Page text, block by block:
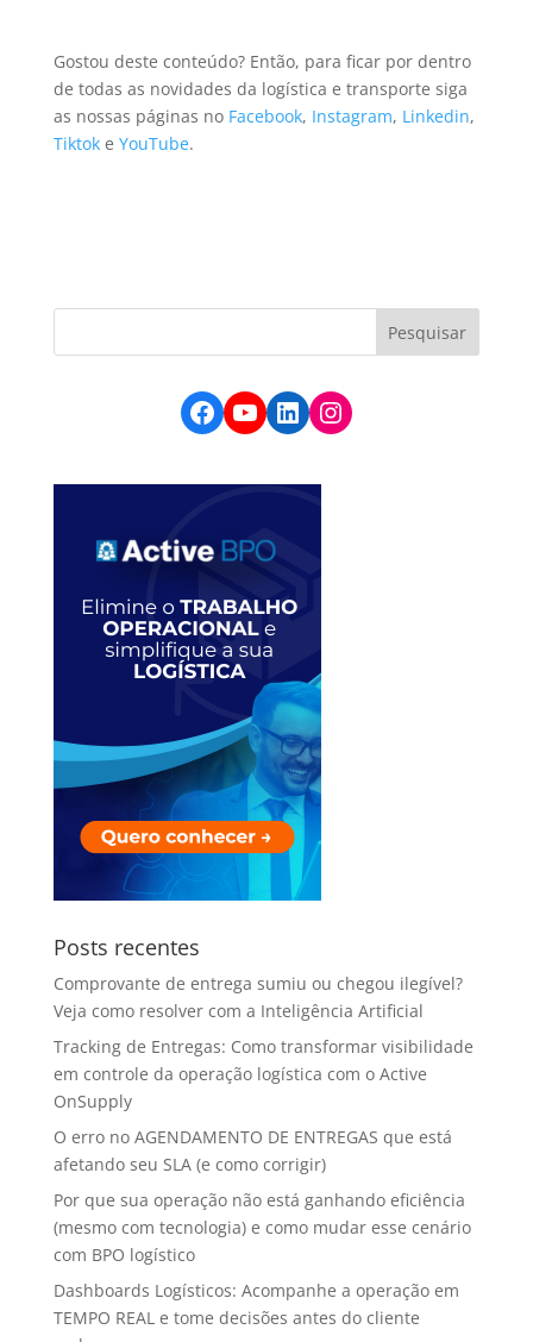
Gostou deste conteúdo? Então, para ficar por dentro
de todas as novidades da logística e transporte siga
as nossas páginas no Facebook, Instagram, Linkedin,
Tiktoke YouTube.
Facebook
YouTube
LinkedIn
Instagram
Posts recentes
Comprovante de entrega sumiu ou chegou ilegível?
Veja como resolver com a Inteligência Artificial
Tracking de Entregas: Como transformar visibilidade
em controle da operação logística com o Active
OnSupply
O erro no AGENDAMENTO DE ENTREGAS que está
afetando seu SLA (e como corrigir)
Por que sua operação não está ganhando eficiência
(mesmo com tecnologia) e como mudar esse cenário
com BPO logístico
Dashboards Logísticos: Acompanhe a operação em
TEMPO REAL e tome decisões antes do cliente